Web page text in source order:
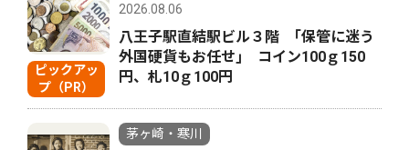
ピックアッ
プ（PR）
2026.08.06
八王子駅直結駅ビル３階 ｢保管に迷う
外国硬貨もお任せ｣ コイン100ｇ150
円、札10ｇ100円
茅ヶ崎・寒川